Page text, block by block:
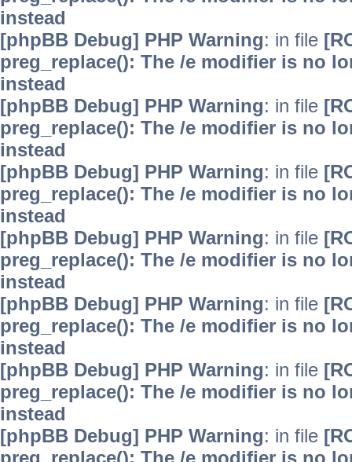
instead
[phpBB Debug] PHP Warning: in file
preg_replace(): The /e modifier is no
instead
[phpBB Debug] PHP Warning: in file
preg_replace(): The /e modifier is no
instead
[phpBB Debug] PHP Warning: in file
preg_replace(): The /e modifier is no
instead
[phpBB Debug] PHP Warning: in file
preg_replace(): The /e modifier is no
instead
[phpBB Debug] PHP Warning: in file
preg_replace(): The /e modifier is no
instead
[phpBB Debug] PHP Warning: in file
preg_replace(): The /e modifier is no
instead
[phpBB Debug] PHP Warning: in file
preg_replace(): The /e modifier is no